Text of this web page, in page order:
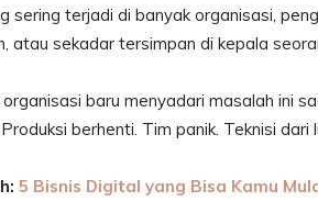
sering terjadi di banyak organisasi,
atau sekadar tersimpan di kepala
baru menyadari masalah ini
berhenti. Tim panik. Teknisi
5 Bisnis Digital yang Bisa Kamu